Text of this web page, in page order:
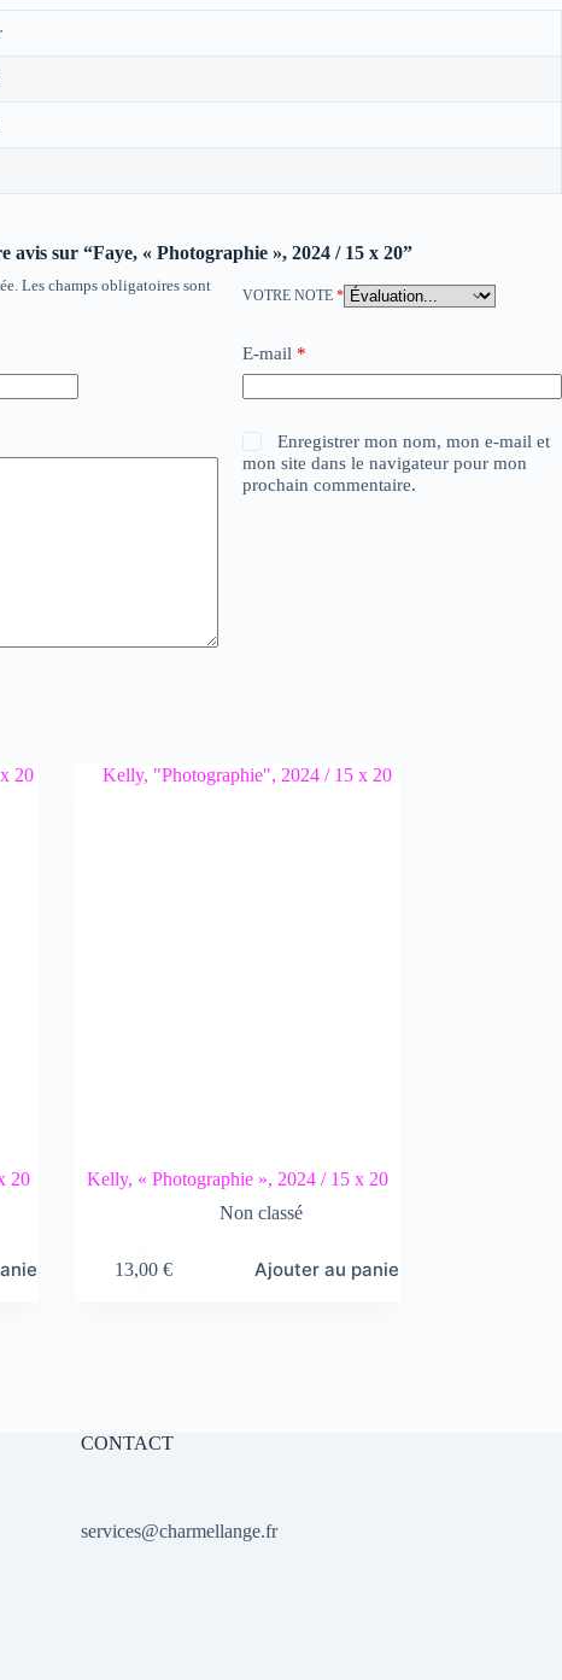
avis sur “Faye, « Photographie », 2024 / 15 x 20”
Les champs obligatoires sont
VOTRE NOTE *
E-mail *
Enregistrer mon nom, mon e-mail et
mon site dans le navigateur pour mon
prochain commentaire.
20
Kelly, « Photographie », 2024 / 15 x 20
Non classé
13,00€ Ajouter au panier
CONTACT
services@charmellange.fr